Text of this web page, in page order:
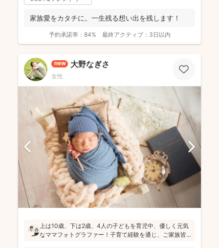
家族愛をカタチに。一生残る想い出を残します！
予約承諾率： 84% 最終アクティブ： 3日以内
new 大野なぎさ
女性
上は10歳、下は2歳、4人の子どもを育児中、優しく元気
なママフォトグラファー！子育て経験を通じ、ご家族皆